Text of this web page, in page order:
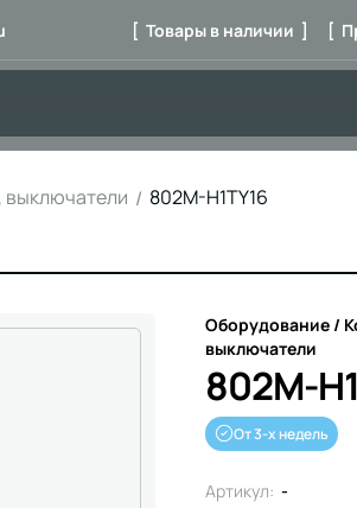
[ Товары в наличии ] [
выключатели 802M-H1TY16
Оборудование /
выключатели
802M-
От 3-х недель
Артикул: -